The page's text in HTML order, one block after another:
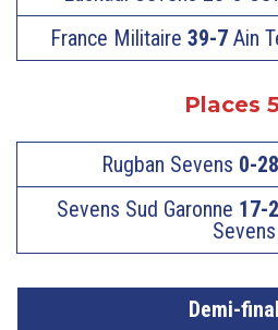
France Militaire 39-7 Ain
Places
Rugban Sevens 0-28
Sevens Sud Garonne 17-
Sevens
Demi-